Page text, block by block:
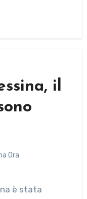
il
Ora